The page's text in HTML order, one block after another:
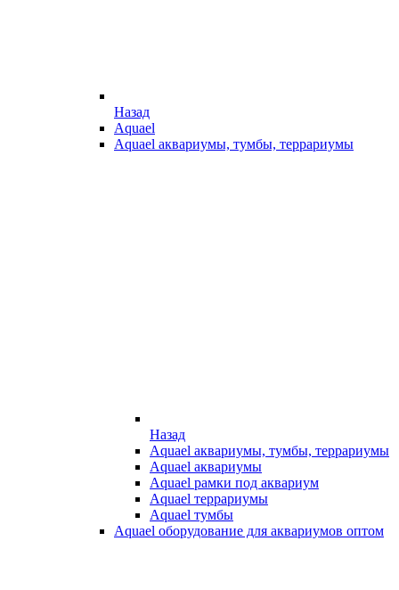
Назад
Aquael
Aquael аквариумы, тумбы, террариумы
Назад
Aquael аквариумы, тумбы, террариумы
Aquael аквариумы
Aquael рамки под аквариум
Aquael террариумы
Aquael тумбы
Aquael оборудование для аквариумов оптом